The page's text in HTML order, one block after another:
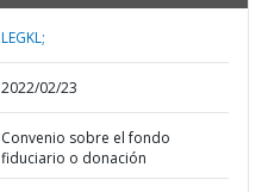
LEGKL;
2022/02/23
Convenio sobre el fondo
fiduciario o donación